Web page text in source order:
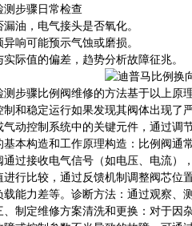
步骤日常检查
油，电气接头是否氧化。
响可能预示气蚀或磨损。
际值的偏差，趋势分析故障征兆。
步骤比例阀维修的方法基于以上
和稳定运行如果发现其阀体出现
动控制系统中的关键元件，通过
本构造和工作原理构造：比例阀
过接收电气信号（如电压、电流
行比较，通过反馈机制调整阀芯
能力差等。诊断方法：通过观察
制定维修方案清洗和更换：对于